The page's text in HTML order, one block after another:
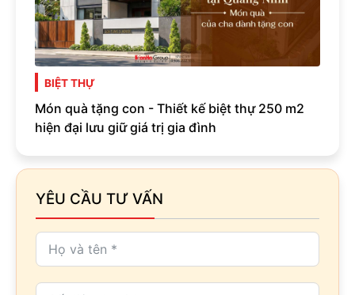
BIỆT THỰ
Món quà tặng con - Thiết kế biệt thự 250 m2
hiện đại lưu giữ giá trị gia đình
YÊU CẦU TƯ VẤN